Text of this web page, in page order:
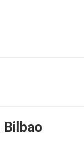
Bilbao